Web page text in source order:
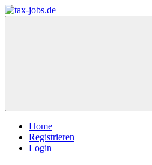
Home
Registrieren
Login